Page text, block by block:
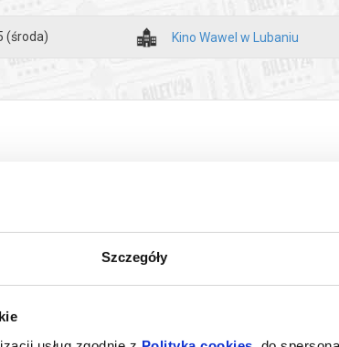
Szczegóły
(środa) Kino Wawel w Lubaniu
09.08.2026, Lubań